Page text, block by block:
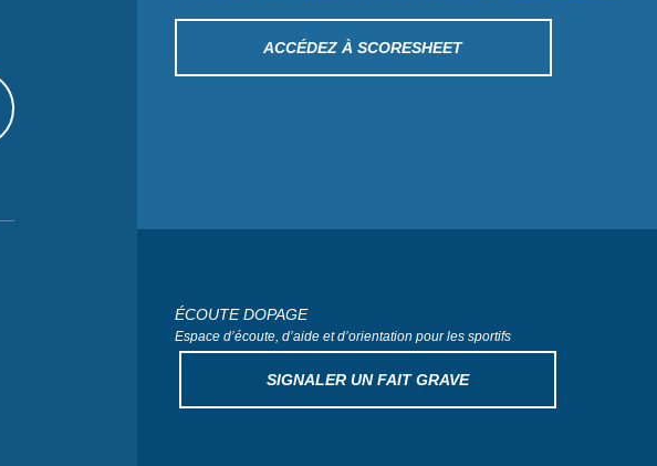
ACCÉDEZ À SCORESHEET
ÉCOUTE DOPAGE
Espace d’écoute, d’aide et d’orientation pour les sportifs
SIGNALER UN FAIT GRAVE